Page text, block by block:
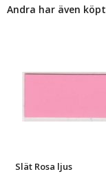
Andra har även köpt
Slät Rosa ljus